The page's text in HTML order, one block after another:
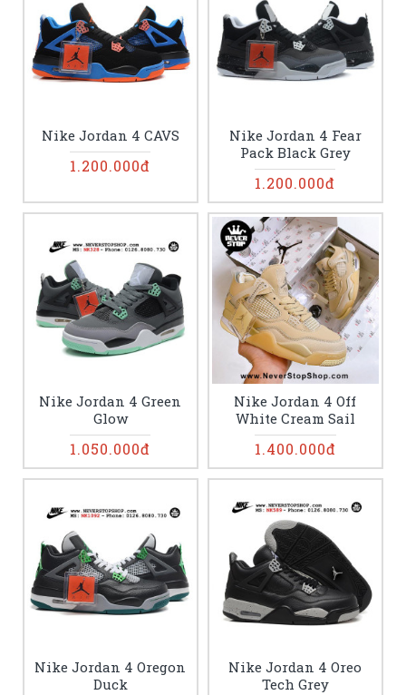
Nike Jordan 4 CAVS
1.200.000đ
Nike Jordan 4 Fear
Pack Black Grey
1.200.000đ
Nike Jordan 4 Green
Glow
1.050.000đ
Nike Jordan 4 Off
White Cream Sail
1.400.000đ
Nike Jordan 4 Oregon
Duck
Nike Jordan 4 Oreo
Tech Grey